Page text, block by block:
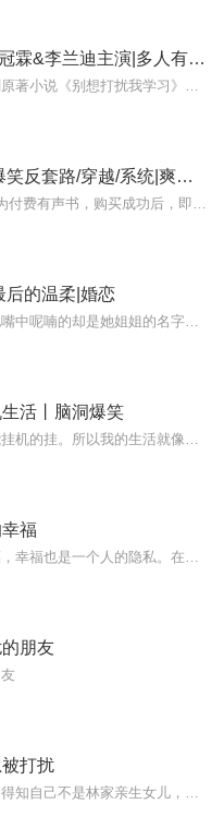
别想打扰我学习 | 赖冠霖&李兰迪主演|多人有声剧
请不要打扰我修仙/爆笑反套路/穿越/系统|爽文/修仙/多人有声剧vip免费听
后的温柔|婚恋
活丨脑洞爆笑
福
朋友
打扰